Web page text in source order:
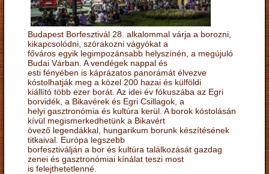
Budapest Borfesztivál 28. alkalommal várja a borozni,
kikapcsolódni, szórakozni vágyókat a
főváros egyik legimpozánsabb helyszínén, a megújuló
Budai Várban. A vendégek nappal és
esti fényében is káprázatos panorámát élvezve
kóstolhatják meg a közel 200 hazai és külföldi
kiállító több ezer borát. Az idei év fókuszába az Egri
borvidék, a Bikavérek és Egri Csillagok, a
helyi gasztronómia és kultúra kerül. A borok kóstolásán
kívül megismerkedhetünk a Bikavért
övező legendákkal, hungarikum borunk készítésének
titkaival. Európa legszebb
borfesztiválján a bor és kultúra találkozását gazdag
zenei és gasztronómiai kínálat teszi most
is felejthetetlenné.